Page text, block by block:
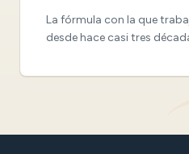
La fórmula con la que
desde hace casi tres